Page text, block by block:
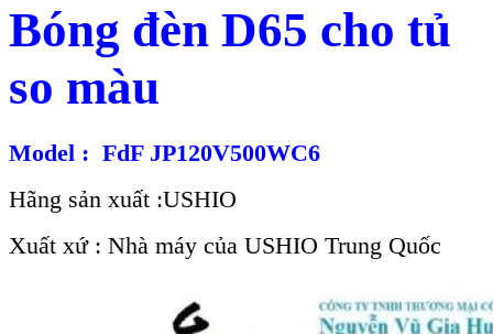
Bóng đèn D65 cho tủ
so màu
Model : FdF JP120V500WC6
Hãng sản xuất :USHIO
Xuất xứ : Nhà máy của USHIO Trung Quốc